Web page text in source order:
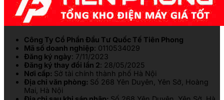
Công Ty Cổ Phần Đầu Tư Quốc Tế Tiên Phong
Mã số doanh nghiệp: 0110534029
Đăng ký ngày: 7/11/2023
Đăng ký thay đổi lần 2: 28/05/2025
Nơi cấp: Sở tài chính thành phố Hà Nội
Địa chỉ văn phòng: Số 268 Yên Duyên, Yên Sở, Hoàng
Mai, Hà Nội